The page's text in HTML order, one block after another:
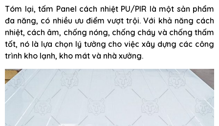
Tóm lại, tấm Panel cách nhiệt PU/PIR là một sản phẩm
đa năng, có nhiều ưu điểm vượt trội. Với khả năng cách
nhiệt, cách âm, chống nóng, chống cháy và chống thấm
tốt, nó là lựa chọn lý tưởng cho việc xây dựng các công
trình kho lạnh, kho mát và nhà xưởng.